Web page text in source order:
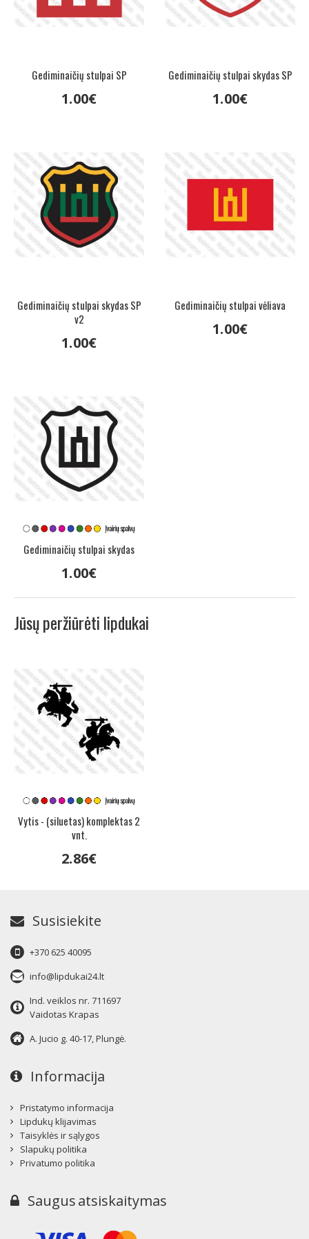
Gediminaičių stulpai SP
1.00€
Gediminaičių stulpai skydas SP
1.00€
Gediminaičių stulpai skydas SP
v2
1.00€
Gediminaičių stulpai vėliava
1.00€
Gediminaičių stulpai skydas
1.00€
Jūsų peržiūrėti lipdukai
Vytis - (siluetas) komplektas 2
vnt.
2.86€
Susisiekite
+370 625 40095
info@lipdukai24.lt
Ind. veiklos nr. 711697
Vaidotas Krapas
A. Jucio g. 40-17, Plungė.
Informacija
Pristatymo informacija
Lipdukų klijavimas
Taisyklės ir sąlygos
Slapukų politika
Privatumo politika
Saugus atsiskaitymas